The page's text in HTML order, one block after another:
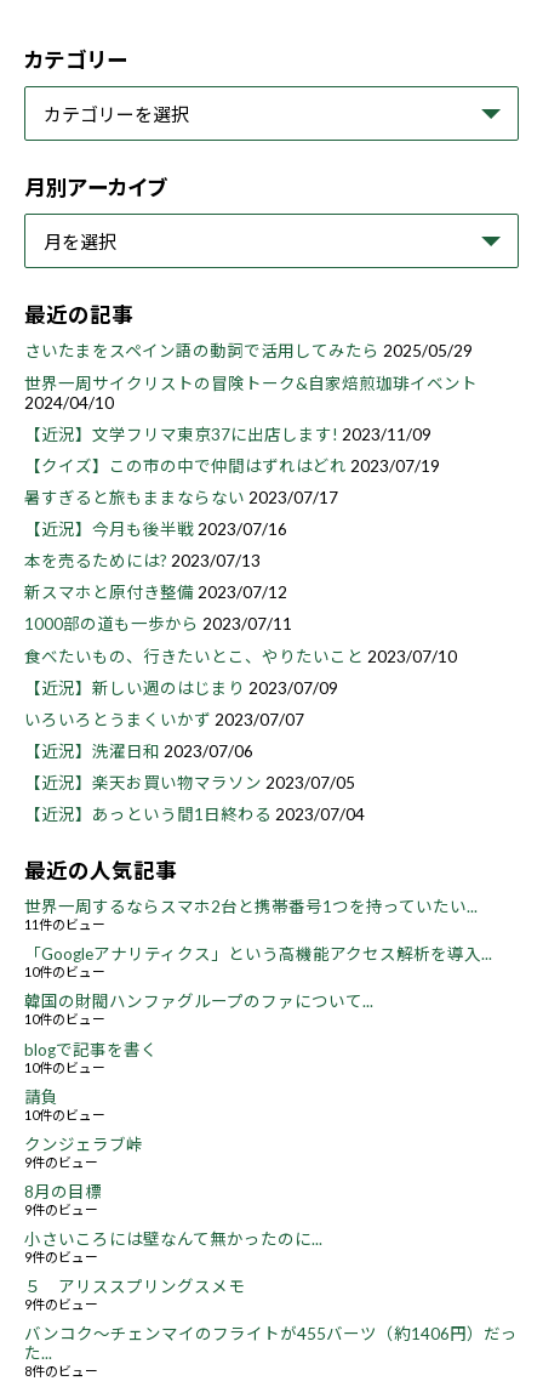
カテゴリー
月別アーカイブ
最近の記事
さいたまをスペイン語の動詞で活用してみたら 2025/05/29
世界一周サイクリストの冒険トーク&自家焙煎珈琲イベント
2024/04/10
【近況】文学フリマ東京37に出店します! 2023/11/09
【クイズ】この市の中で仲間はずれはどれ 2023/07/19
暑すぎると旅もままならない 2023/07/17
【近況】今月も後半戦 2023/07/16
本を売るためには? 2023/07/13
新スマホと原付き整備2023/07/12
1000部の道も一歩から 2023/07/11
食べたいもの、行きたいとこ、やりたいこと 2023/07/10
【近況】新しい週のはじまり 2023/07/09
いろいろとうまくいかず 2023/07/07
【近況】洗濯日和 2023/07/06
【近況】楽天お買い物マラソン 2023/07/05
【近況】あっという間1日終わる 2023/07/04
最近の人気記事
世界一周するならスマホ2台と携帯番号1つを持っていたい...
11件のビュー
「Googleアナリティクス」という高機能アクセス解析を導入...
10件のビュー
韓国の財閥ハンファグループのファについて...
10件のビュー
blogで記事を書く
10件のビュー
請負
10件のビュー
クンジェラブ峠
9件のビュー
8月の目標
9件のビュー
小さいころには壁なんて無かったのに...
9件のビュー
５ アリススプリングスメモ
9件のビュー
バンコク～チェンマイのフライトが455バーツ（約1406円）だっ
た...
8件のビュー